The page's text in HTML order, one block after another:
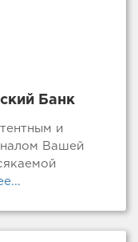
Банк
и
Вашей